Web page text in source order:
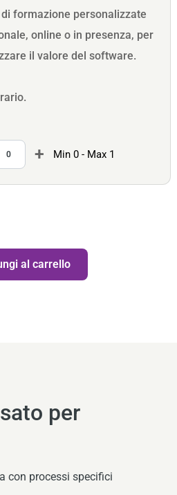
formazione personalizzate
online o in presenza, per
il valore del software.
Min 0 - Max 1
Quantità
al carrello
per
con processi specifici